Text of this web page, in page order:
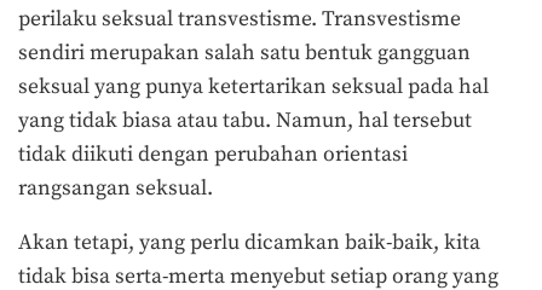
perilaku seksual transvestisme. Transvestisme
sendiri merupakan salah satu bentuk gangguan
seksual yang punya ketertarikan seksual pada hal
yang tidak biasa atau tabu. Namun, hal tersebut
tidak diikuti dengan perubahan orientasi
rangsangan seksual.
Akan tetapi, yang perlu dicamkan baik-baik, kita
tidak bisa serta-merta menyebut setiap orang yang